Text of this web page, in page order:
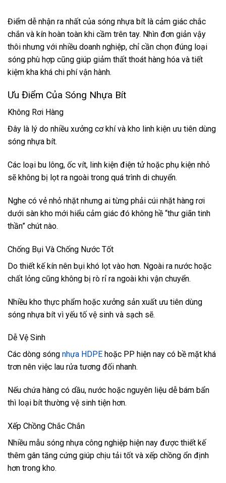
Điểm dễ nhận ra nhất của sóng nhựa bít là cảm giác chắc
chắn và kín hoàn toàn khi cầm trên tay. Nhìn đơn giản vậy
thôi nhưng với nhiều doanh nghiệp, chỉ cần chọn đúng loại
sóng phù hợp cũng giúp giảm thất thoát hàng hóa và tiết
kiệm kha khá chi phí vận hành.
Ưu Điểm Của Sóng Nhựa Bít
Không Rơi Hàng
Đây là lý do nhiều xưởng cơ khí và kho linh kiện ưu tiên dùng
sóng nhựa bít.
Các loại bu lông, ốc vít, linh kiện điện tử hoặc phụ kiện nhỏ
sẽ không bị lọt ra ngoài trong quá trình di chuyển.
Nghe có vẻ nhỏ nhặt nhưng ai từng phải cúi nhặt hàng rơi
dưới sàn kho mới hiểu cảm giác đó không hề “thư giãn tinh
thần” chút nào.
Chống Bụi Và Chống Nước Tốt
Do thiết kế kín nên bụi khó lọt vào hơn. Ngoài ra nước hoặc
chất lỏng cũng không bị rò rỉ ra ngoài khi vận chuyển.
Nhiều kho thực phẩm hoặc xưởng sản xuất ưu tiên dùng
sóng nhựa bít vì yếu tố vệ sinh và sạch sẽ.
Dễ Vệ Sinh
Các dòng sóng nhựa HDPE hoặc PP hiện nay có bề mặt khá
trơn nên việc lau rửa tương đối nhanh.
Nếu chứa hàng có dầu, nước hoặc nguyên liệu dễ bám bẩn
thì loại bít thường vệ sinh tiện hơn.
Xếp Chồng Chắc Chắn
Nhiều mẫu sóng nhựa công nghiệp hiện nay được thiết kế
thêm gân tăng cứng giúp chịu tải tốt và xếp chồng ổn định
hơn trong kho.